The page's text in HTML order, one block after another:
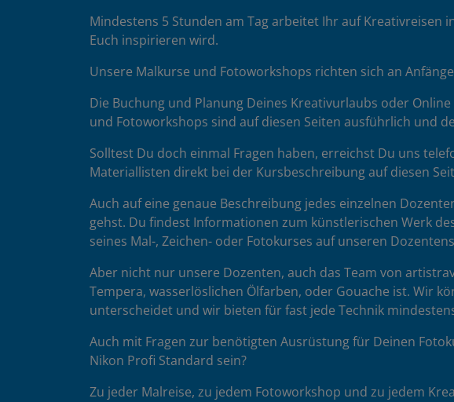
Mindestens 5 Stunden am Tag arbeitet Ihr auf
Euch inspirieren wird.
Unsere Malkurse und Fotoworkshops richten sich an
Die Buchung und Planung Deines Kreativurlaubs oder
und Fotoworkshops sind auf diesen Seiten ausführlich und
Solltest Du doch einmal Fragen haben, erreichst Du uns
Materiallisten direkt bei der Kursbeschreibung auf diesen
Auch auf eine genaue Beschreibung jedes einzelnen
gehst. Du findest Informationen zum künstlerischen Werk
seines Mal-, Zeichen- oder Fotokurses auf unseren
Aber nicht nur unsere Dozenten, auch das Team von
Tempera, wasserlöslichen Ölfarben, oder Gouache ist. Wir
unterscheidet und wir bieten für fast jede Technik
Auch mit Fragen zur benötigten Ausrüstung für Deinen
Nikon Profi Standard sein?
Zu jeder Malreise, zu jedem Fotoworkshop und zu jedem